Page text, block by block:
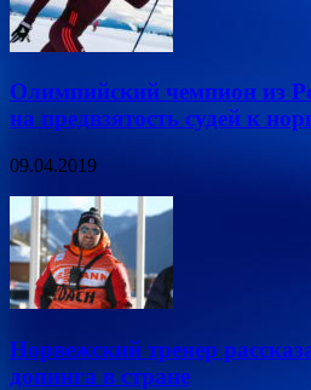
Олимпийский чемпион из
на предвзятость судей к
09.04.2019
Норвежский тренер
допинга в стране